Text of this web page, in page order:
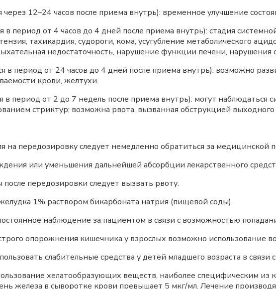
через 12–24 часов после приема внутрь): временное улучшение
в период от 4 часов до 4 дней после приема внутрь): стадия
тахикардия, судороги, кома, усугубление метаболического
недостаточность, нарушение функции печени, нарушения
в период от 24 часов до 4 дней после приема внутрь): возможно
крови, желтухи.
в период от 2 до 7 недель после приема внутрь): могут
стриктур; возможна рвота, вызванная обструкцией
на передозировку следует немедленно обратиться за медицинской
или уменьшения дальнейшей абсорбции лекарственного
передозировки следует вызвать рвоту.
1% раствором бикарбоната натрия (пищевой соды).
наблюдение за пациентом в связи с возможностью
опорожнения кишечника у взрослых возможно использование
слабительные средства у детей младшего возраста в связи
хелатообразующих веществ, наиболее специфическим из
железа в сыворотке крови превышает 5 мкг/мл. Лечение